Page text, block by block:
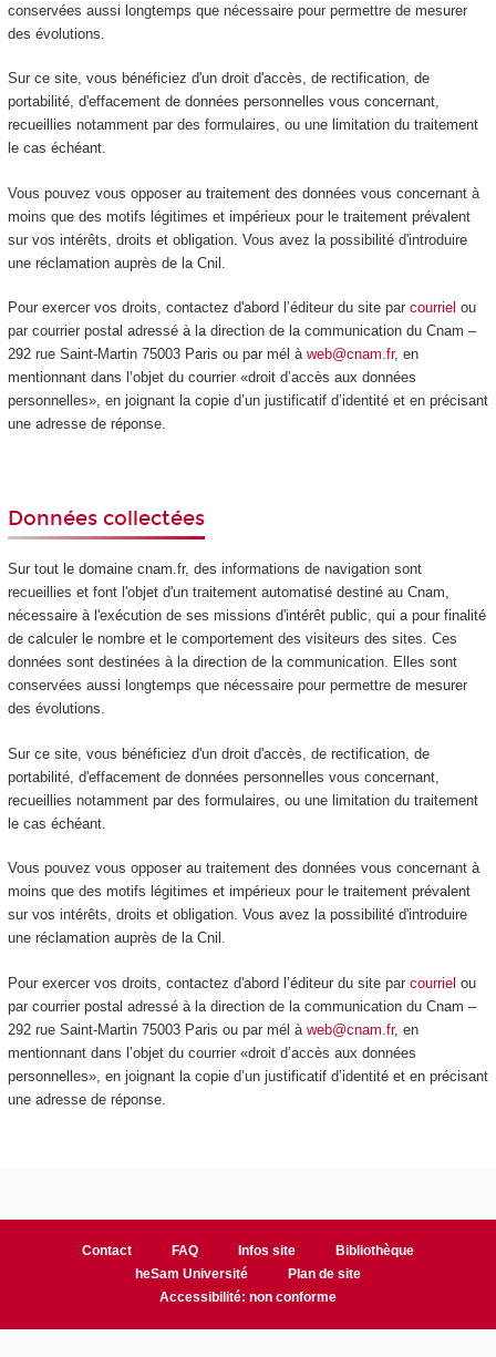
conservées aussi longtemps que nécessaire pour permettre de mesurer
des évolutions.
Sur ce site, vous bénéficiez d'un droit d'accès, de rectification, de
portabilité, d'effacement de données personnelles vous concernant,
recueillies notamment par des formulaires, ou une limitation du traitement
le cas échéant.
Vous pouvez vous opposer au traitement des données vous concernant à
moins que des motifs légitimes et impérieux pour le traitement prévalent
sur vos intérêts, droits et obligation. Vous avez la possibilité d'introduire
une réclamation auprès de la Cnil.
Pour exercer vos droits, contactez d'abord l’éditeur du site par courriel ou
par courrier postal adressé à la direction de la communication du Cnam –
292 rue Saint-Martin 75003 Paris ou par mél à web@cnam.fr, en
mentionnant dans l’objet du courrier «droit d’accès aux données
personnelles», en joignant la copie d’un justificatif d’identité et en précisant
une adresse de réponse.
Données collectées
Sur tout le domaine cnam.fr, des informations de navigation sont
recueillies et font l'objet d'un traitement automatisé destiné au Cnam,
nécessaire à l'exécution de ses missions d'intérêt public, qui a pour finalité
de calculer le nombre et le comportement des visiteurs des sites. Ces
données sont destinées à la direction de la communication. Elles sont
conservées aussi longtemps que nécessaire pour permettre de mesurer
des évolutions.
Sur ce site, vous bénéficiez d'un droit d'accès, de rectification, de
portabilité, d'effacement de données personnelles vous concernant,
recueillies notamment par des formulaires, ou une limitation du traitement
le cas échéant.
Vous pouvez vous opposer au traitement des données vous concernant à
moins que des motifs légitimes et impérieux pour le traitement prévalent
sur vos intérêts, droits et obligation. Vous avez la possibilité d'introduire
une réclamation auprès de la Cnil.
Pour exercer vos droits, contactez d'abord l’éditeur du site par courriel ou
par courrier postal adressé à la direction de la communication du Cnam –
292 rue Saint-Martin 75003 Paris ou par mél à web@cnam.fr, en
mentionnant dans l’objet du courrier «droit d’accès aux données
personnelles», en joignant la copie d’un justificatif d’identité et en précisant
une adresse de réponse.
Contact FAQ Infos site
Bibliothèque
heSam Université
Plan de site
Accessibilité: non conforme